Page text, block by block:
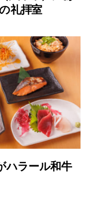
礼拝室
ハラール和牛